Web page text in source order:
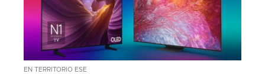
EN TERRITORIO ESE